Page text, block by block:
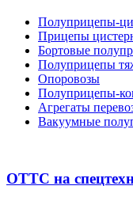
Полуприцепы-
Прицепы
Бортовые
Полуприцепы
Опоровозы
Полуприцепы-
Агрегаты
Вакуумные
ОТТС на